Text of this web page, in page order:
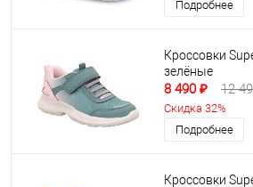
Подробнее
Кроссовки
зелёные
8 490 ₽ 12
Скидка 32%
Подробнее
Кроссовки